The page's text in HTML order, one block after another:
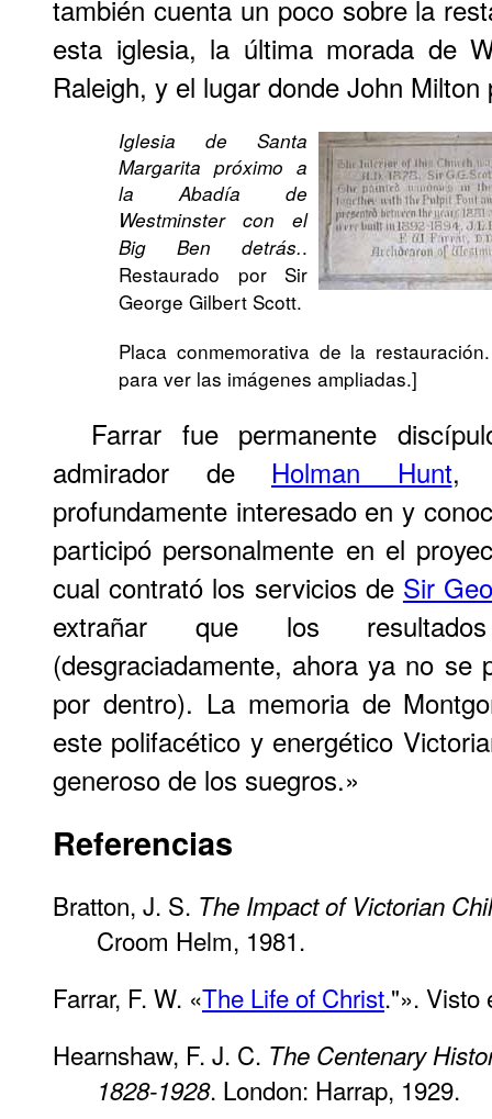
también cuenta un poco sobre la
esta iglesia, la última morada de
Raleigh, y el lugar donde John
Iglesia de Santa
Margarita próximo a
la Abadía de
Westminster con el
Big Ben detrás..
Restaurado por Sir
George Gilbert Scott.
Placa conmemorativa de la
para ver las imágenes ampliadas.]
Farrar fue permanente
admirador de Holman Hunt,
profundamente interesado en y
participó personalmente en el
cual contrató los servicios de Sir
extrañar que los
(desgraciadamente, ahora ya no se
por dentro). La memoria de
este polifacético y energético
generoso de los suegros.»
Referencias
Bratton, J. S. The Impact of Victorian
Croom Helm, 1981.
Farrar, F. W. «The Life of Christ."». Visto
Hearnshaw, F. J. C. The Centenary
1828-1928. London: Harrap, 1929.